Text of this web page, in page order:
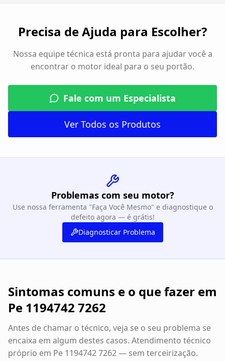
Precisa de Ajuda para Escolher?
Nossa equipe técnica está pronta para ajudar você a
encontrar o motor ideal para o seu portão.
Fale com um Especialista
Ver Todos os Produtos
Problemas com seu motor?
Use nossa ferramenta "Faça Você Mesmo" e diagnostique o
defeito agora — é grátis!
Diagnosticar Problema
Sintomas comuns e o que fazer em
Pe 1194742 7262
Antes de chamar o técnico, veja se o seu problema se
encaixa em algum destes casos. Atendimento técnico
próprio em Pe 1194742 7262— sem terceirização.